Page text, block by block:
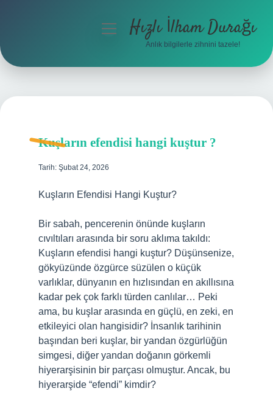
Hakkımızda
menüyüHızlı İlham Durağı
Anlık bilgilerle zihnini tazele!
Kuşların efendisi hangi kuştur ?
Tarih: Şubat 24, 2026
Kuşların Efendisi Hangi Kuştur?
Bir sabah, pencerenin önünde kuşların
cıvıltıları arasında bir soru aklıma takıldı:
Kuşların efendisi hangi kuştur? Düşünsenize,
gökyüzünde özgürce süzülen o küçük
varlıklar, dünyanın en hızlısından en akıllısına
kadar pek çok farklı türden canlılar… Peki
ama, bu kuşlar arasında en güçlü, en zeki, en
etkileyici olan hangisidir? İnsanlık tarihinin
başından beri kuşlar, bir yandan özgürlüğün
simgesi, diğer yandan doğanın görkemli
hiyerarşisinin bir parçası olmuştur. Ancak, bu
hiyerarşide “efendi” kimdir?